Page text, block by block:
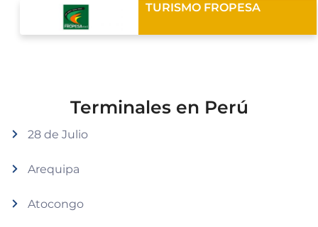
TURISMO FROPESA
Terminales en Perú
28 de Julio
Arequipa
Atocongo